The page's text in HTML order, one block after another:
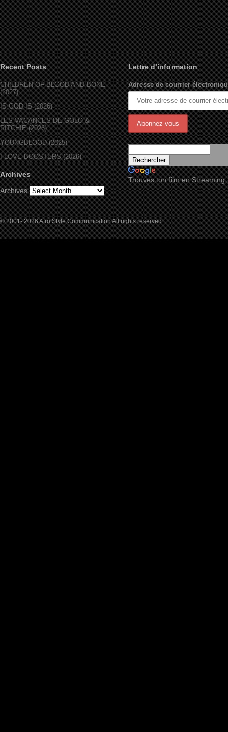
Recent Posts
CHILDREN OF BLOOD AND BONE
(2027)
IS GOD IS (2026)
LES VACANCES DE GOLO &
RITCHIE (2026)
YOUNGBLOOD (2025)
I LOVE BOOSTERS (2026)
Archives
Archives
Lettre d’information
Adresse de courrier
Trouves ton film en Streaming
© 2001- 2026 Afro Style Communication All rights reserved.